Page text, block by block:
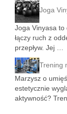
Joga
Joga Vinyasa to
łączy ruch z
przepływ. Jej …
Trening
Marzysz o
estetycznie
aktywność?